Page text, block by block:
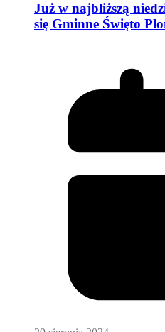
Już w najbliższą
się Gminne Święto